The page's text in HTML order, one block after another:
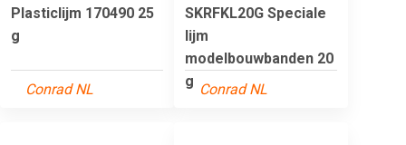
Plasticlijm 170490 25
g
Conrad NL
SKRFKL20G Speciale
lijm
modelbouwbanden 20
g Conrad NL